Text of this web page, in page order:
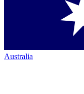
Australia